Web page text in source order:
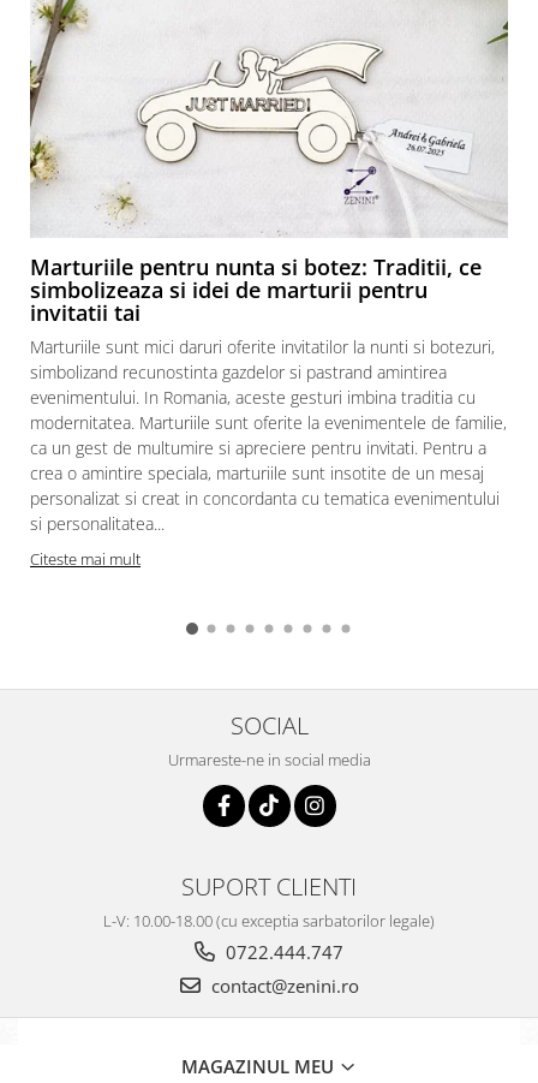
Marturiile pentru nunta si botez: Traditii, ce
simbolizeaza si idei de marturii pentru
invitatii tai
Marturiile sunt mici daruri oferite invitatilor la nunti si botezuri,
simbolizand recunostinta gazdelor si pastrand amintirea
evenimentului. In Romania, aceste gesturi imbina traditia cu
modernitatea. Marturiile sunt oferite la evenimentele de familie,
ca un gest de multumire si apreciere pentru invitati. Pentru a
crea o amintire speciala, marturiile sunt insotite de un mesaj
personalizat si creat in concordanta cu tematica evenimentului
si personalitatea...
Citeste mai mult
SOCIAL
Urmareste-ne in social media
SUPORT CLIENTI
L-V: 10.00-18.00 (cu exceptia sarbatorilor legale)
0722.444.747
contact@zenini.ro
MAGAZINUL MEU